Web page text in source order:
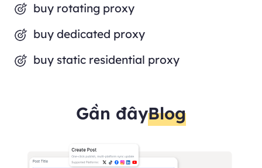
buy rotating proxy
buy dedicated proxy
buy static residential proxy
Gần đâyBlog